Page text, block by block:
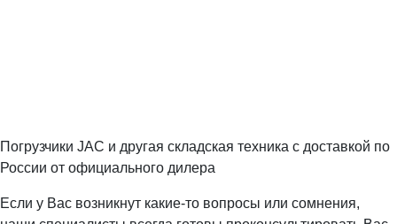
Погрузчики JAC и другая складская техника с доставкой по
России от официального дилера
Если у Вас возникнут какие-то вопросы или сомнения,